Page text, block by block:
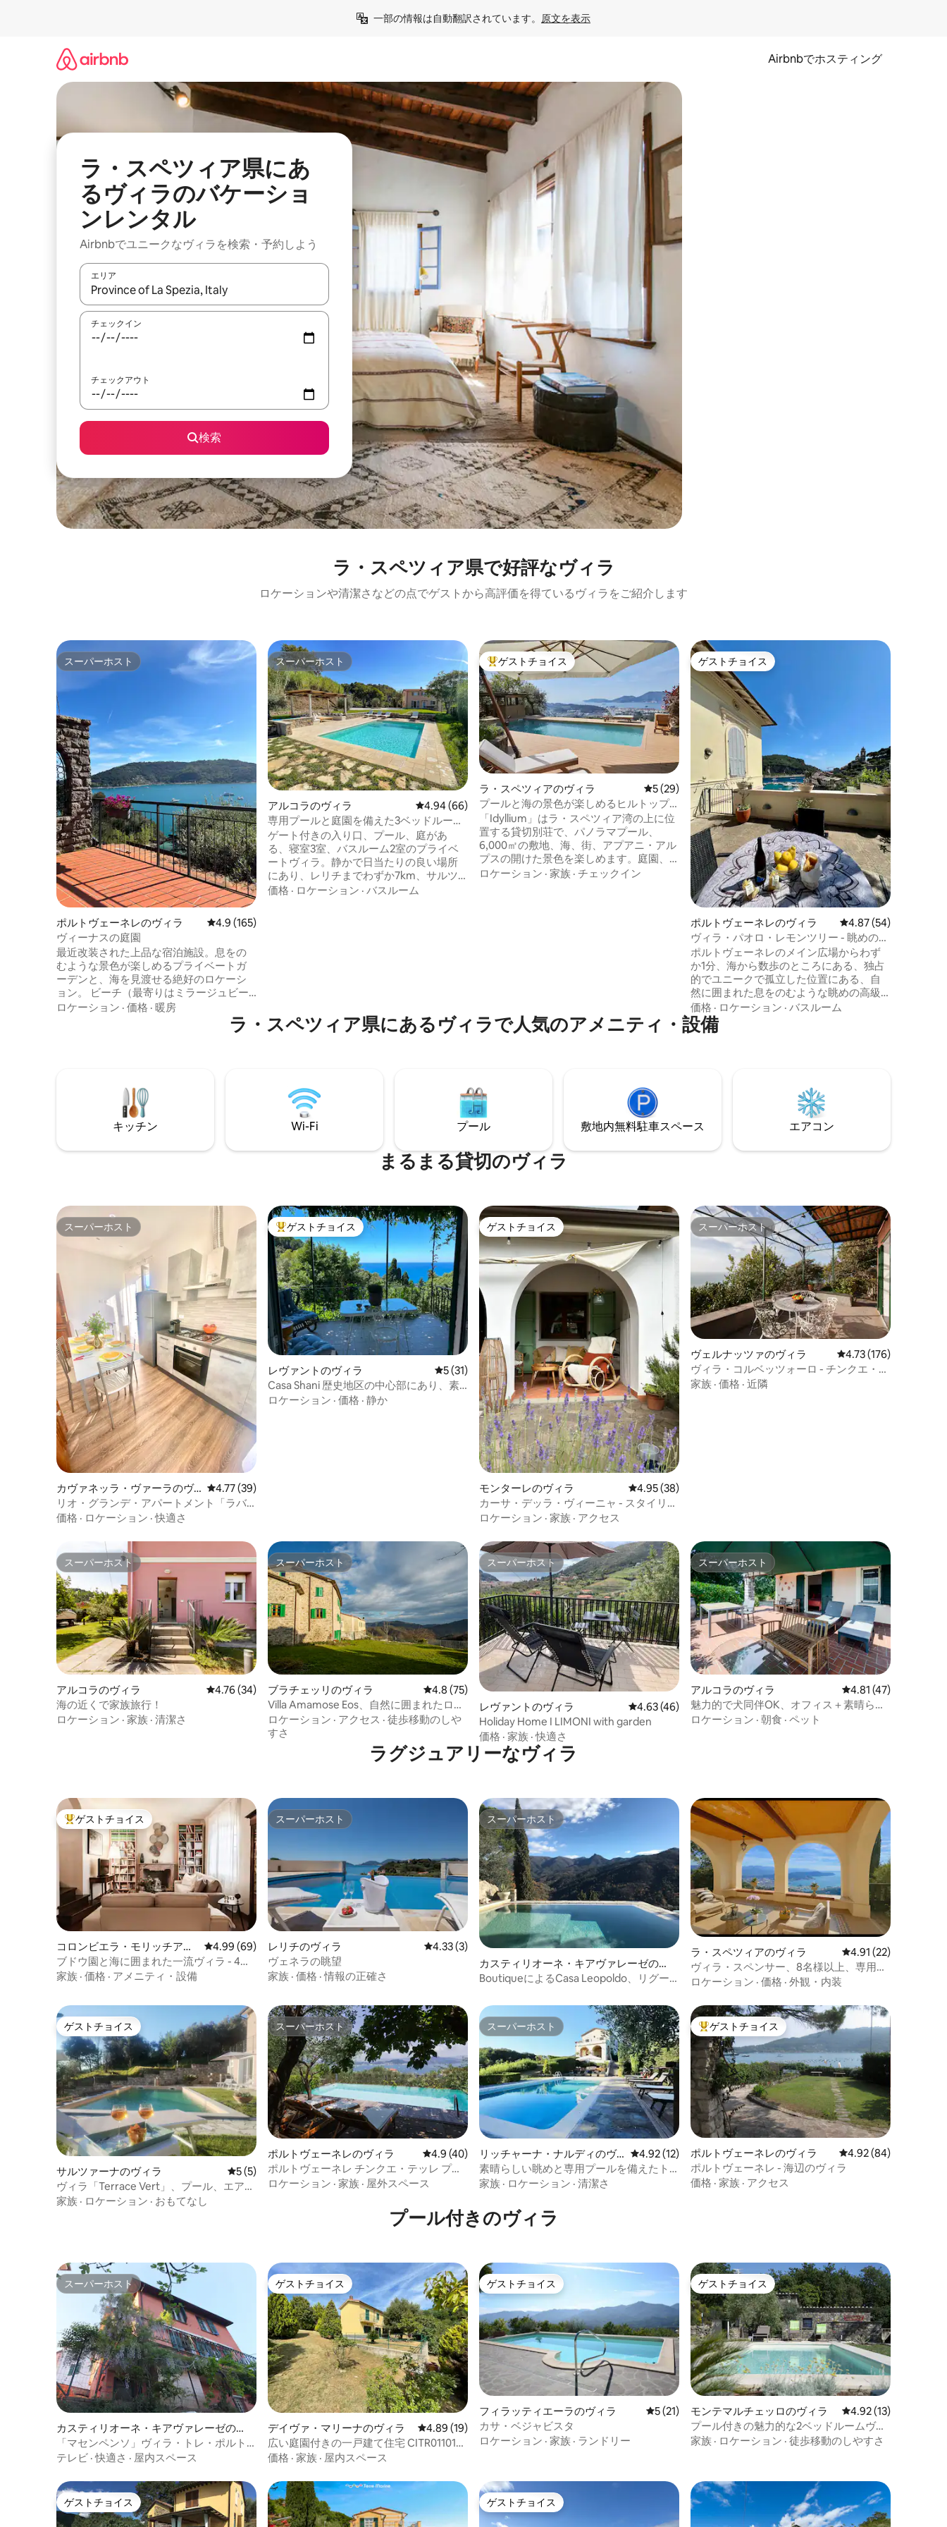
一部の情報は自動翻訳されています。 原文を表示
Airbnbでホスティング
ラ・スペツィア県にあ
るヴィラのバケーショ
ンレンタル
Airbnbでユニークなヴィラを検索・予約しよう
エリア
検索結果が表示されたら、上下の矢印キーを使って移動するか、画面をタッチまたはスワイプして検索結果を確認することができます。
チェックイン
チェックアウト
検索
ラ・スペツィア県で好評なヴィラ
ロケーションや清潔さなどの点でゲストから高評価を得ているヴィラをご紹介します
スーパーホスト
スーパーホスト
ポルトヴェーネレのヴィラ レビュー165件、5つ星中4.9つ星の平均評価
4.9 (165)
ヴィーナスの庭園
最近改装された上品な宿泊施設。息をの
むような景色が楽しめるプライベートガ
ーデンと、海を見渡せる絶好のロケーシ
ョン。 ビーチ（最寄りはミラージュビー
チ）とポルトヴェーネレの町からわずか
数歩の場所にあるGiardino di Venereは、
カップル、ご家族、またはお友達のグル
分です。お車をお持ちでない場合は、夜
遅くまで運行するGiroBus Portovenereの
バスサービスがあります（宿泊施設の下
にバス停があります）。
ロケーション · 価格 · 暖房
スーパーホスト
スーパーホスト
アルコラのヴィラ レビュー66件、5つ星中4.94つ星の平均評価
4.94 (66)
専用プールと庭園を備えた3ベッドルーム
のヴィラ
ゲート付きの入り口、プール、庭があ
る、寝室3室、バスルーム2室のプライベ
ートヴィラ。静かで日当たりの良い場所
にあり、レリチまでわずか7km、サルツ
ァーナまで5km、チンクエ・テッレまで
価格 · ロケーション · バスルーム
大好評のゲストチョイスです。
ゲストチョイス
ラ・スペツィアのヴィラ レビュー29件、5つ星中5つ星の平均評価
5 (29)
プールと海の景色が楽しめるヒルトップ
ヴィラ I Idyllium
「Idyllium」はラ・スペツィア湾の上に位
置する貸切別荘で、パノラマプール、
6,000㎡の敷地、海、街、アプアニ・アル
プスの開けた景色を楽しめます。庭園、
オリーブ畑、ブドウ畑をまるごと独り占
ロケーション · 家族 · チェックイン
ゲストチョイス
ゲストチョイス
ポルトヴェーネレのヴィラ レビュー54件、5つ星
4.87 (54)
ヴィラ・パオロ・レモンツリー - 眺めの良
い総リラックス
ポルトヴェーネレのメイン広場からわず
か1分、海から数歩のところにある、独占
的でユニークで孤立した位置にある、自
然に囲まれた息をのむような眺めの高級
ヴィラ。 ヴィラは、中心部（チンクエ・
テッレ、パルマリア島、ラ・スペツィア
へのフェリー出発地、ハイキングコー
ン、バスルーム、典型的なリグーリア庭
園、パノラマビューのテラスで構成され
価格 · ロケーション · バスルーム
ラ・スペツィア県にあるヴィラで人気のアメニティ・設備
キッチン Wi-Fi プール 敷地内無料駐⁠車ス⁠ペ⁠ー⁠ス エアコン
まるまる貸切のヴィラ
スーパーホスト
スーパーホスト
カヴァネッラ・ヴァーラのヴ
ィラ
レビュー39件、5つ星中4.77つ星の平均評価
4.77 (39)
リオ・グランデ・アパートメント「ラバ
ンダー」
価格 · ロケーション ·快適さ
大好評のゲストチョイスです。
ゲストチョイス
レヴァントのヴィラ レビュー31件、5つ星中5つ星の平均評価
5 (31)
Casa Shani 歴史地区の中心部にあり、素
晴らしい眺めが楽しめます
ロケーション · 価格 · 静か
ゲストチョイス
ゲストチョイス
モンターレのヴィラ レビュー38件、5つ星中4.95つ星の平均評価
4.95 (38)
カーサ・デッラ・ヴィーニャ - スタイリッ
シュな別荘
ロケーション · 家族 · アクセス
スーパーホスト
スーパーホスト
ヴェルナッツァのヴィラ レビュー176件、5つ
4.73 (176)
ヴィラ・コルベッツォーロ - チンクエ・テ
ッレ、プレーヴォ
家族 · 価格 · 近隣
スーパーホスト
スーパーホスト
アルコラのヴィラ レビュー34件、5つ星中4.76つ星の平均評価
4.76 (34)
海の近くで家族旅行！
ロケーション · 家族 · 清潔さ
スーパーホスト
スーパーホスト
ブラチェッリのヴィラ レビュー75件、5つ星中4.8つ星の平均評価
4.8 (75)
Villa Amamose Eos、自然に囲まれたロマ
ンチックな旅
ロケーション · アクセス · 徒歩移動のしや
すさ
スーパーホスト
スーパーホスト
レヴァントのヴィラ レビュー46件、5つ星中4.63つ星の平均評価
4.63 (46)
Holiday Home I LIMONI with garden
価格 · 家族 ·快適さ
スーパーホスト
スーパーホスト
アルコラのヴィラ レビュー47件、5つ
4.81 (47)
魅力的で犬同伴OK、オフィス＋素晴らし
い景色
ロケーション · 朝食 · ペット
ラグジュアリーなヴィラ
大好評のゲストチョイスです。
ゲストチョイス
コロンビエラ・モリッチアラ
のヴィラ
レビュー69件、5つ星中4.99つ星の平均評価
4.99 (69)
ブドウ園と海に囲まれた一流ヴィラ - 4寝
室・3バスルーム
家族 · 価格 · アメニティ・設備
スーパーホスト
スーパーホスト
レリチのヴィラ レビュー3件、5つ星中4.33つ星の平均評価
4.33 (3)
ヴェネラの眺望
家族 · 価格 ·情報の正確さ
スーパーホスト
スーパーホスト
カスティリオーネ・キアヴァレーゼのヴ
ィラ
BoutiqueによるCasa Leopoldo、リグー
ラ・スペツィアのヴィラ レビュー22件、5つ
4.91 (22)
ヴィラ・スペンサー、8名様以上、専用プ
ール、エアコン、シービュー、
ロケーション · 価格 · 外観・内装
ゲストチョイス
ゲストチョイス
サルツァーナのヴィラ レビュー5件、5つ星中5つ星の平均評価
5 (5)
ヴィラ「Terrace Vert」、プール、エアコ
ン、バーベキューグリル、ジム
家族 · ロケーション · おもてなし
スーパーホスト
スーパーホスト
ポルトヴェーネレのヴィラ レビュー40件、5つ星中4.9つ星の平均評価
4.9 (40)
ポルトヴェーネレ チンクエ・テッレ プー
ル／パーク付きヴィラ
ロケーション · 家族 · 屋外スペース
スーパーホスト
スーパーホスト
リッチャーナ・ナルディのヴ
ィラ
レビュー12件、5つ星中4.92つ星の平均評価
4.92 (12)
素晴らしい眺めと専用プールを備えたト
スカーナのヴィラ
家族 · ロケーション · 清潔さ
大好評のゲストチョイスです。
ゲストチョイス
ポルトヴェーネレのヴィラ レビュー84件、5つ星
4.92 (84)
ポルトヴェーネレ - 海辺のヴィラ
価格 · 家族 · アクセス
プール付きのヴィラ
スーパーホスト
スーパーホスト
カスティリオーネ・キアヴァレーゼのヴ
ィラ
「マセンペンソ」ヴィラ・トレ・ポルト
フィーノ・エ・レ・チンクエ・テッレ
テレビ ·快適さ · 屋内スペース
ゲストチョイス
ゲストチョイス
デイヴァ・マリーナのヴィラ レビュー19件、5つ星中4.89つ星の平均評価
4.89 (19)
広い庭園付きの一戸建て住宅 CITR011012-
0005
価格 · 家族 · 屋内スペース
ゲストチョイス
ゲストチョイス
フィラッティエーラのヴィラ レビュー21件、5つ星中5つ星の平均評価
5 (21)
カサ・ベジャビスタ
ロケーション · 家族 · ランドリー
ゲストチョイス
ゲストチョイス
モンテマルチェッロのヴィラ レビュー13件、5つ
4.92 (13)
プール付きの魅力的な2ベッドルームヴィ
ラ
家族 · ロケーション · 徒歩移動のしやすさ
ゲストチョイス
ゲストチョイス ゲストチョイス
ゲストチョイス